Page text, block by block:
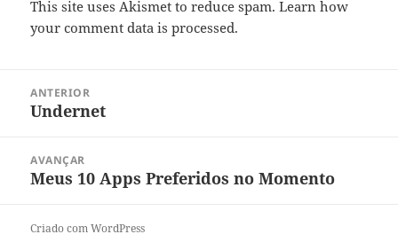
This site uses Akismet to reduce spam.Learn how
your comment data is processed.
artigos
ANTERIOR
Artigo
Undernet
AVANÇAR
Artigo
Meus 10 Apps Preferidos no Momento
Criado com WordPress